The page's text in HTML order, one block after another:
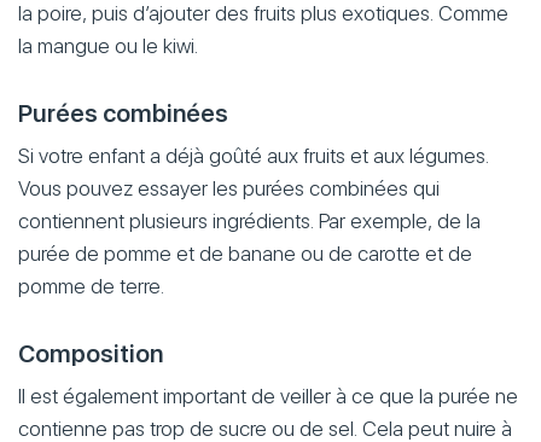
la poire, puis d’ajouter des fruits plus exotiques. Comme
la mangue ou le kiwi.
Purées combinées
Si votre enfant a déjà goûté aux fruits et aux légumes.
Vous pouvez essayer les purées combinées qui
contiennent plusieurs ingrédients. Par exemple, de la
purée de pomme et de banane ou de carotte et de
pomme de terre.
Composition
Il est également important de veiller à ce que la purée ne
contienne pas trop de sucre ou de sel. Cela peut nuire à